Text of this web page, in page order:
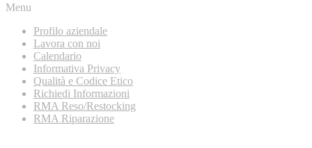
Menu
Profilo aziendale
Lavora con noi
Calendario
Informativa Privacy
Qualità e Codice Etico
Richiedi Informazioni
RMA Reso/Restocking
RMA Riparazione